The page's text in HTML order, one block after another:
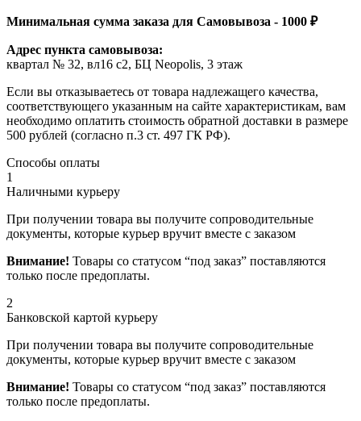
Минимальная сумма заказа для Самовывоза - 1000 ₽
Адрес пункта самовывоза:
квартал № 32, вл16 с2, БЦ Neopolis, 3 этаж
Если вы отказываетесь от товара надлежащего качества,
соответствующего указанным на сайте характеристикам, вам
необходимо оплатить стоимость обратной доставки в размере
500 рублей (согласно п.3 ст. 497 ГК РФ).
Способы оплаты
1
Наличными курьеру
При получении товара вы получите сопроводительные
документы, которые курьер вручит вместе с заказом
Внимание! Товары со статусом “под заказ” поставляются
только после предоплаты.
2
Банковской картой курьеру
При получении товара вы получите сопроводительные
документы, которые курьер вручит вместе с заказом
Внимание! Товары со статусом “под заказ” поставляются
только после предоплаты.